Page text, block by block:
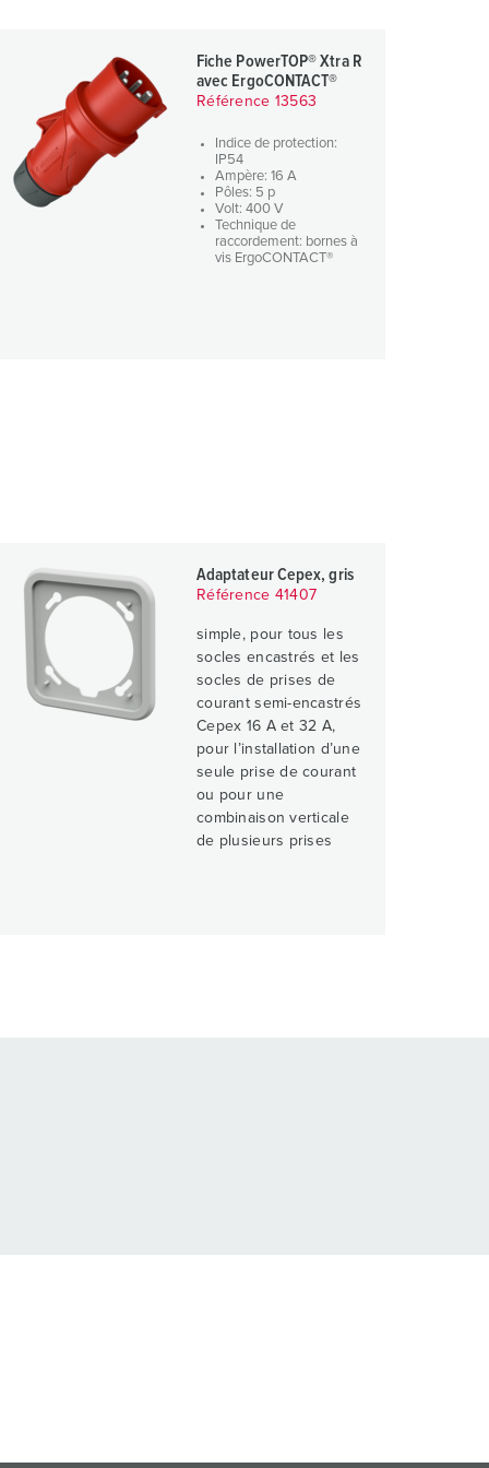
Fiche PowerTOP® Xtra R
avec ErgoCONTACT®
Référence 13563
Indice de protection:
IP54
Ampère: 16 A
Pôles: 5 p
Volt: 400 V
Technique de
raccordement: bornes à
vis ErgoCONTACT®
Adaptateur Cepex, gris
Référence 41407
simple, pour tous les
socles encastrés et les
socles de prises de
courant semi-encastrés
Cepex 16 A et 32 A,
pour l’installation d’une
seule prise de courant
ou pour une
combinaison verticale
de plusieurs prises